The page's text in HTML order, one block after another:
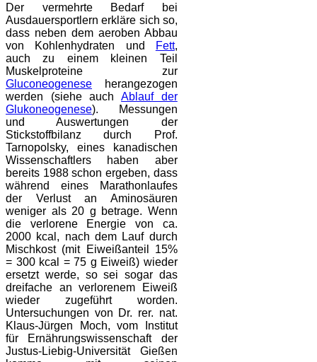
Der vermehrte Bedarf bei
Ausdauersportlern erkläre sich so,
dass neben dem aeroben Abbau
von Kohlenhydraten und
Fett,
auch zu einem kleinen Teil
Muskelproteine zur
Gluconeogenese herangezogen
werden (siehe auchAblauf der
Glukoneogenese). Messungen
und Auswertungen der
Stickstoffbilanz durch Prof.
Tarnopolsky, eines kanadischen
Wissenschaftlers haben aber
bereits 1988 schon ergeben, dass
während eines Marathonlaufes
der Verlust an Aminosäuren
weniger als 20 g betrage. Wenn
die verlorene Energie von ca.
2000 kcal, nach dem Lauf durch
Mischkost (mit Eiweißanteil 15%
= 300 kcal = 75 g Eiweiß) wieder
ersetzt werde, so sei sogar das
dreifache an verlorenem Eiweiß
wieder zugeführt worden.
Untersuchungen von Dr. rer. nat.
Klaus-Jürgen Moch, vom Institut
für Ernährungswissenschaft der
Justus-Liebig-Universität Gießen